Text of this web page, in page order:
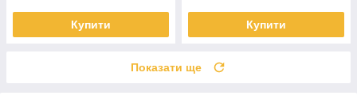
Купити Купити
Показати ще